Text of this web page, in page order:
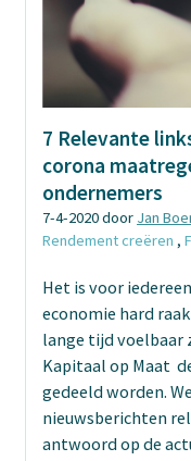
7 Relevante
corona
ondernemers
7-4-2020 door Jan
Rendement creëren ,
Het is voor
economie hard
lange tijd voelbaar
Kapitaal op Maat
gedeeld worden.
nieuwsberichten
antwoord op de